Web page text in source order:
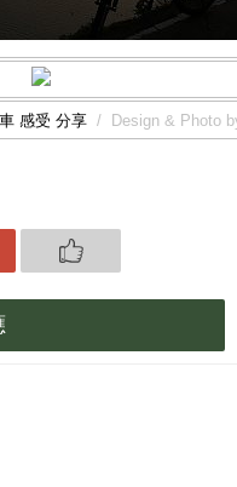
感受 分享 / Design & Photo